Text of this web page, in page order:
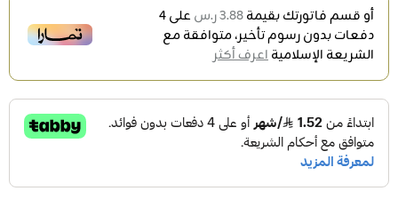
أو قسم فاتورتك بقيمة3.88 ر.س على4
دفعات بدون رسوم تأخير، متوافقة مع
الشريعة الإسلاميةاعرف أكثر